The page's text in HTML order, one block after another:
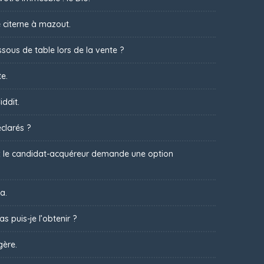
citerne à mazout.
de table lors de la vente ?
?
candidat-acquéreur demande une option
puis-je l’obtenir ?